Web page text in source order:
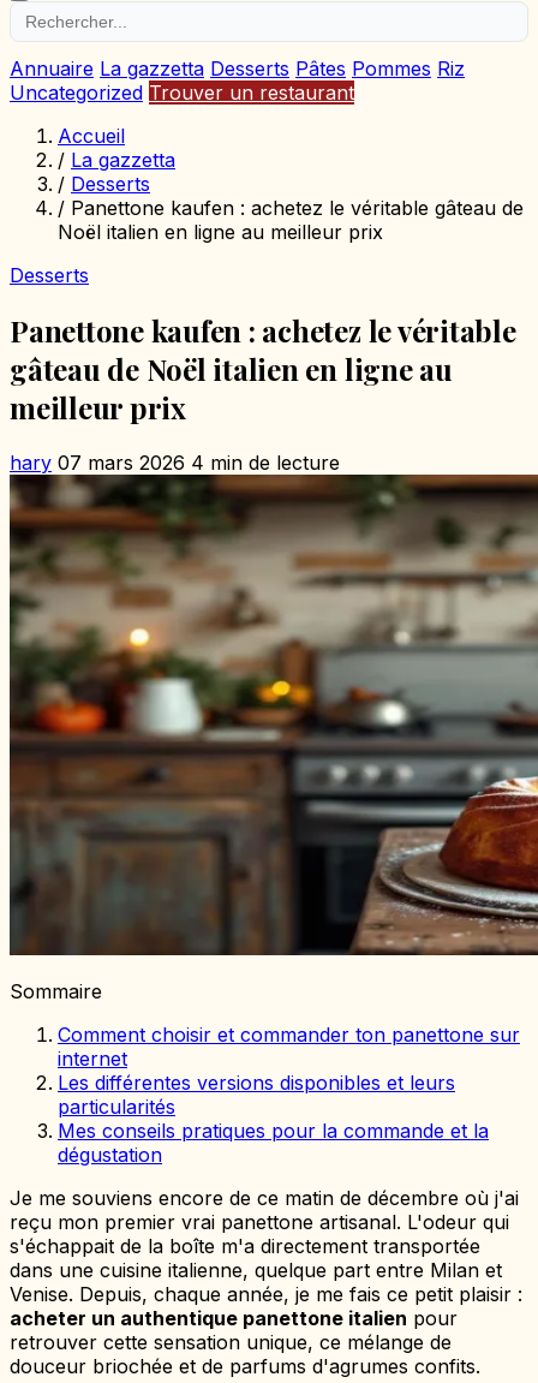
Annuaire La gazzetta Desserts Pâtes Pommes Riz
Uncategorized Trouver un restaurant
Accueil
/ La gazzetta
/ Desserts
/ Panettone kaufen : achetez le véritable gâteau de
Noël italien en ligne au meilleur prix
Desserts
Panettone kaufen : achetez le véritable
gâteau de Noël italien en ligne au
meilleur prix
hary 07 mars 2026 4 min de lecture
Sommaire
Comment choisir et commander ton panettone sur
internet
Les différentes versions disponibles et leurs
particularités
Mes conseils pratiques pour la commande et la
dégustation
Je me souviens encore de ce matin de décembre où j'ai
reçu mon premier vrai panettone artisanal. L'odeur qui
s'échappait de la boîte m'a directement transportée
dans une cuisine italienne, quelque part entre Milan et
Venise. Depuis, chaque année, je me fais ce petit plaisir :
acheter un authentique panettone italien pour
retrouver cette sensation unique, ce mélange de
douceur briochée et de parfums d'agrumes confits.